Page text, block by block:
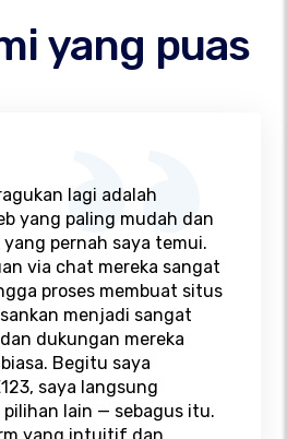
yang puas
lagi adalah
yang paling mudah dan
pernah saya temui.
via chat mereka sangat
proses membuat situs
menjadi sangat
dukungan mereka
Begitu saya
saya langsung
lain — sebagus itu.